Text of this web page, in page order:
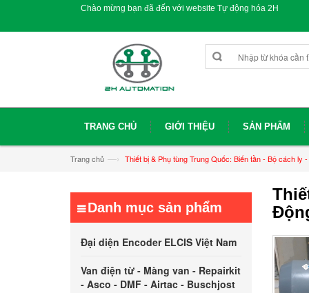
Chào mừng bạn đã đến với website Tự động hóa 2H
TRANG CHỦ GIỚI THIỆU SẢN PHẨM
Trang chủ —› Thiết bị & Phụ tùng Trung Quốc: Biến tần - Bộ cách ly
Danh mục sản phẩm
Đại diện Encoder ELCIS Việt Nam
Van điện từ - Màng van - Repairkit
- Asco - DMF - Airtac - Buschjost